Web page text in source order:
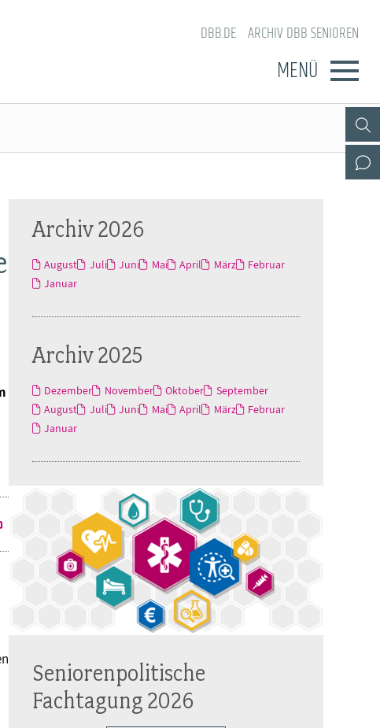
DBB.DE ARCHIV DBB SENIOREN
MENÜ
Archiv 2026
August Juli Juni Mai April März
Februar
Januar
Archiv 2025
Dezember November Oktober
September
August
Juli Juni Mai April März
Februar
Januar
Seniorenpolitische
Fachtagung 2026